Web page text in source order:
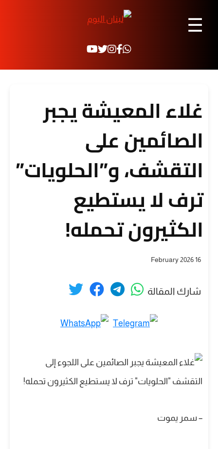
☰
غلاء المعيشة يجبر
الصائمين على
التقشف، و”الحلويات”
ترف لا يستطيع
الكثيرون تحمله!
16 February 2026
شارك المقالة
– سمر يموت